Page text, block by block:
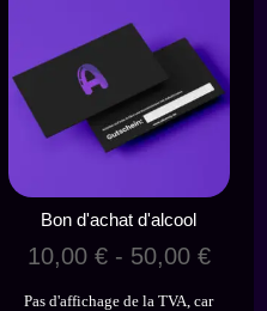
Bon d'achat d'alcool
10,00 €- 50,00 €
Pas d'affichage de la TVA, car